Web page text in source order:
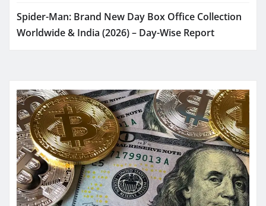
Spider-Man: Brand New Day Box Office Collection
Worldwide & India (2026) – Day-Wise Report